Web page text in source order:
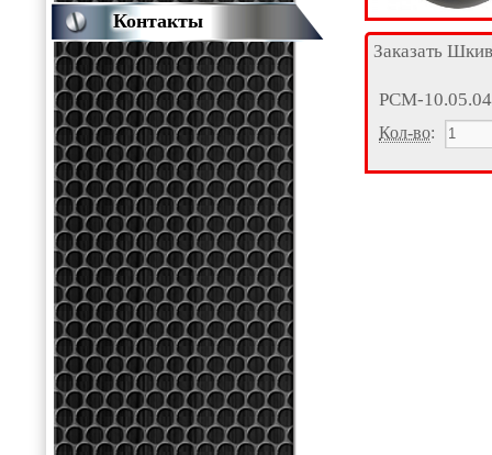
Заказать Шкив
РСМ-
Кол-во:
Контакты